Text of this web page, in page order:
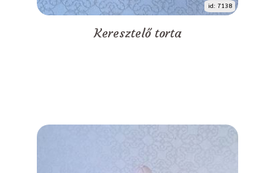
id: 7138
Keresztelő torta